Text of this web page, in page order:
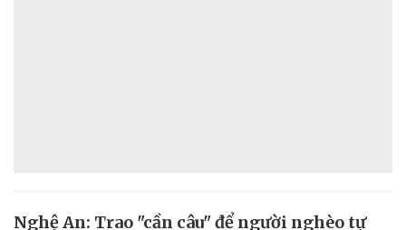
Nghệ An: Trao "cần câu" để người nghèo tự